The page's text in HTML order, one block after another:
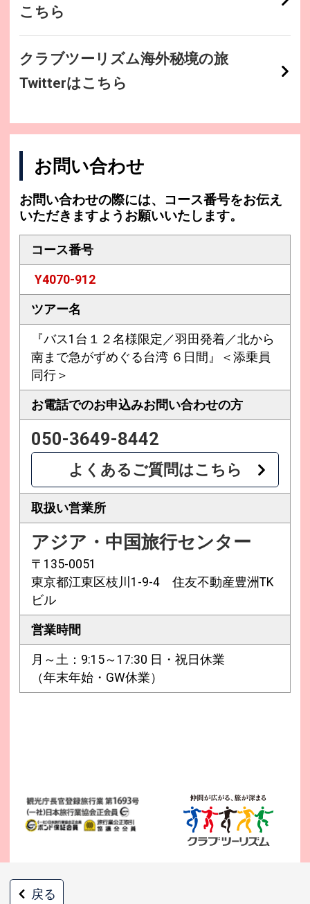
こちら
クラブツーリズム海外秘境の旅
Twitterはこちら
お問い合わせ
お問い合わせの際には、コース番号をお伝え
いただきますようお願いいたします。
コース番号
Y4070-912
ツアー名
『バス1台１２名様限定／羽田発着／北から
南まで急がずめぐる台湾 ６日間』＜添乗員
同行＞
お電話でのお申込みお問い合わせの方
050-3649-8442
よくあるご質問はこちら
取扱い営業所
アジア・中国旅行センター
〒135-0051
東京都江東区枝川1-9-4 住友不動産豊洲TK
ビル
営業時間
月～土：9:15～17:30 日・祝日休業
（年末年始・GW休業）
戻る